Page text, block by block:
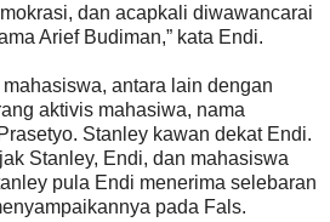
dan acapkali diwawancarai
Arief Budiman,” kata Endi.
antara lain dengan
aktivis mahasiwa, nama
Stanley kawan dekat Endi.
Stanley, Endi, dan mahasiswa
pula Endi menerima selebaran
pada Fals.